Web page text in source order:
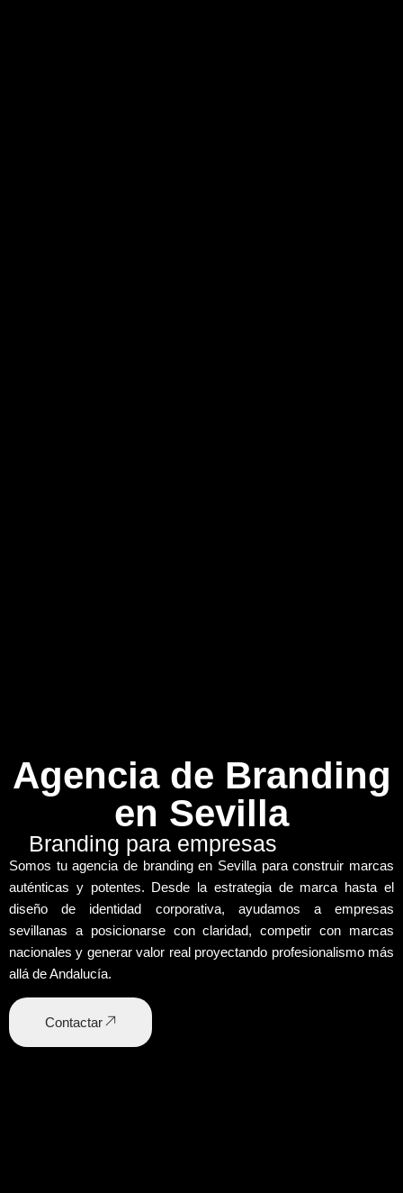
Agencia de Branding
en Sevilla
Branding para empresas
Somos tuagencia de branding en Sevilla para construir marcas
auténticas y potentes. Desde la estrategia de marca hasta el
diseño de identidad corporativa, ayudamos a empresas
sevillanas a posicionarse con claridad, competir con marcas
nacionales y generarvalor realproyectando profesionalismo más
allá de Andalucía.
Contactar